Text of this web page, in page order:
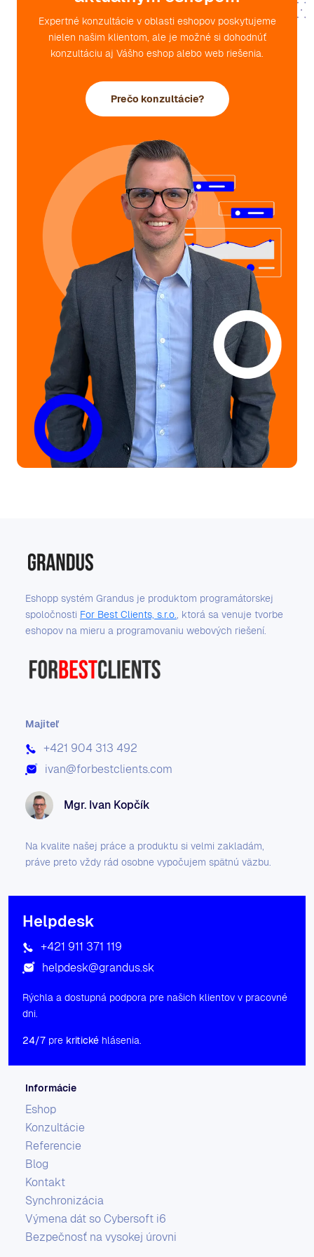
Expertné konzultácie v oblasti eshopov poskytujeme
nielen našim klientom, ale je možné si dohodnúť
konzultáciu aj Vášho eshop alebo web riešenia.
Prečo konzultácie?
Eshopp systém Grandus je produktom programátorskej
spoločnosti For Best Clients, s.r.o.
, ktorá sa venuje tvorbe
eshopov na mieru a programovaniu webových riešení.
Majiteľ
+421 904 313 492
ivan@forbestclients.com
Mgr. Ivan Kopčík
Na kvalite našej práce a produktu si velmi zakladám,
práve preto vždy rád osobne vypočujem spätnú väzbu.
Helpdesk
+421 911 371 119
helpdesk@grandus.sk
Rýchla a dostupná podpora pre našich klientov v pracovné
dni.
24/7 pre kritické hlásenia.
Informácie
Eshop
Konzultácie
Referencie
Blog
Kontakt
Synchronizácia
Výmena dát so Cybersoft i6
Bezpečnosť na vysokej úrovni